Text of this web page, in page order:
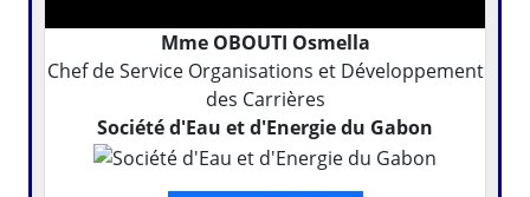
Mme OBOUTI Osmella
Chef de Service Organisations et Développement
des Carrières
Société d'Eau et d'Energie du Gabon